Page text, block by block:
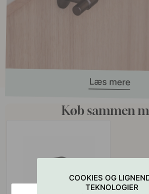
Køb sammen
COOKIES OG
TEKNOLOGIER